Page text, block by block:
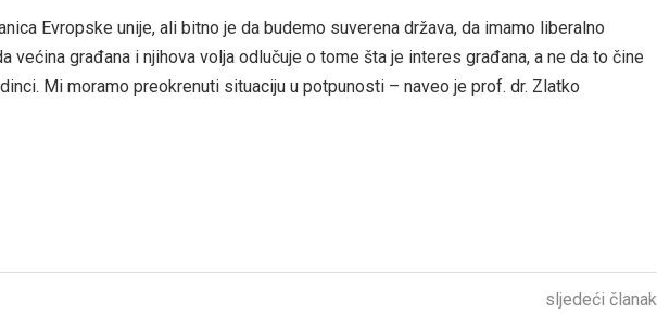
Evropske unije, ali bitno je da budemo suverena država, da imamo liberalno
većina građana i njihova volja odlučuje o tome šta je interes građana, a ne da to čine
Mi moramo preokrenuti situaciju u potpunosti – naveo je prof. dr. Zlatko
sljedeći članak